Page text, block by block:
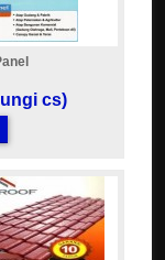
cs)